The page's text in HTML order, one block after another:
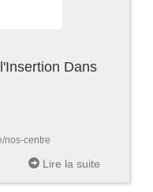
Dans
nos-centre
Lire la suite